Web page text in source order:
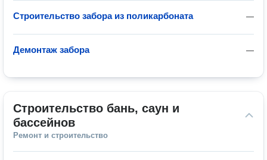
—
Строительство забора из поликарбоната
—
Демонтаж забора
Строительство бань, саун и
бассейнов
Ремонт и строительство